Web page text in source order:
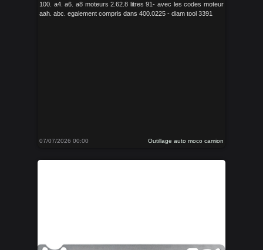
100. a4. a6. a8 moteurs 2.62.8 litres 91- avec les codes moteur
aah. abc. egalement compris dans 400.0225 - diam tool 3391
07/07/2026 00:00 Outillage auto moco camion